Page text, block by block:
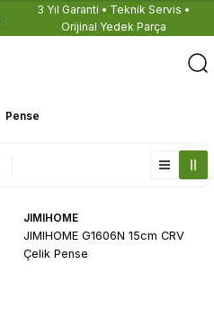
3 Yıl Garanti • Teknik Servis •
Orijinal Yedek Parça
Pense
JIMIHOME
JIMIHOME G1606N 15cm CRV
Çelik Pense